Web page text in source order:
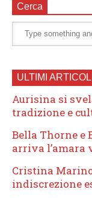
Cerca
ULTIMI ARTICOLI
Aurisina si
tradizione e
Bella Thorne e
arriva l’amara
Cristina
indiscrezione